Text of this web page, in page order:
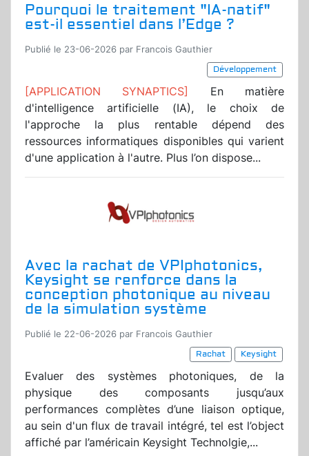
Pourquoi le traitement "IA-natif"
est-il essentiel dans l’Edge ?
Publié le 23-06-2026 par Francois Gauthier
Développement
[APPLICATION SYNAPTICS] En matière
d'intelligence artificielle (IA), le choix de
l'approche la plus rentable dépend des
ressources informatiques disponibles qui varient
d'une application à l'autre. Plus l’on dispose...
Avec la rachat de VPIphotonics,
Keysight se renforce dans la
conception photonique au niveau
de la simulation système
Publié le 22-06-2026 par Francois Gauthier
Rachat
Keysight
Evaluer des systèmes photoniques, de la
physique des composants jusqu’aux
performances complètes d’une liaison optique,
au sein d'un flux de travail intégré, tel est l’object
affiché par l’américain Keysight Technolgie,...